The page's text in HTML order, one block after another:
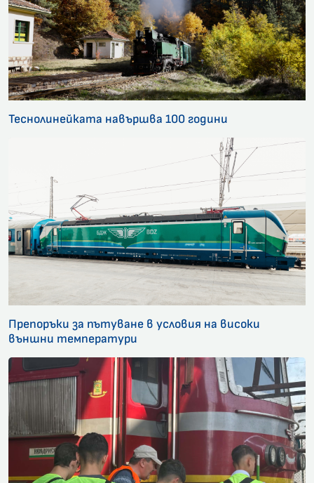
Теснолинейката навършва 100 години
Препоръки за пътуване в условия на високи
външни температури